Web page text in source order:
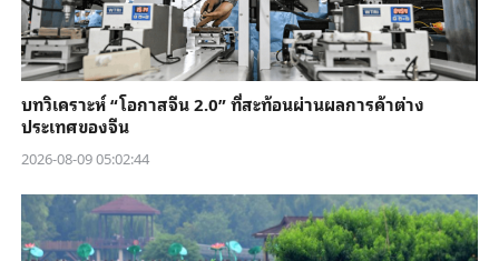
บทวิเคราะห์ “โอกาสจีน 2.0” ที่สะท้อนผ่านผลการค้าต่าง
ประเทศของจีน
2026-08-09 05:02:44